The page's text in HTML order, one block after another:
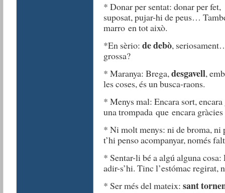
* Donar per sentat: donar per
suposat, pujar-hi de peus…
marro en tot això.
*En sèrio: de debò,
grossa?
* Maranya: Brega,desgavell,
les coses, és un busca-raons.
* Menys mal: Encara sort,
una trompada que encara
* Ni molt menys: ni de broma, ni
t’hi penso acompanyar, només
* Sentar-li bé a algú alguna
adir-s’hi. Tinc l’estómac regirat,
* Ser més del mateix: sant